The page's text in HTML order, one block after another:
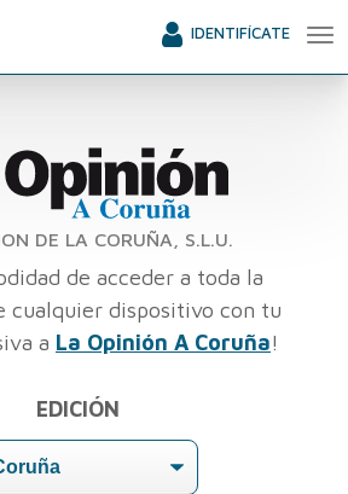
IDENTIFÍCATE
DE LA CORUÑA, S.L.U.
de acceder a toda la
cualquier dispositivo con tu
a La Opinión A Coruña!
EDICIÓN